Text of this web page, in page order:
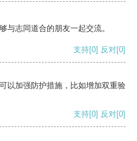
与志同道合的朋友一起交流。
支持[0] 反对[0]
以加强防护措施，比如增加双重验
支持[0] 反对[0]